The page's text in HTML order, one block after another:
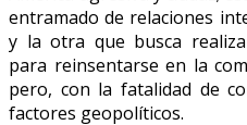
entramado de relaciones
y la otra que busca
para reinsentarse en la
pero, con la fatalidad de
factores geopolíticos.